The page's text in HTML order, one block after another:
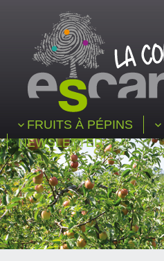
FRUITS À PÉPINS
NEWSLETTER